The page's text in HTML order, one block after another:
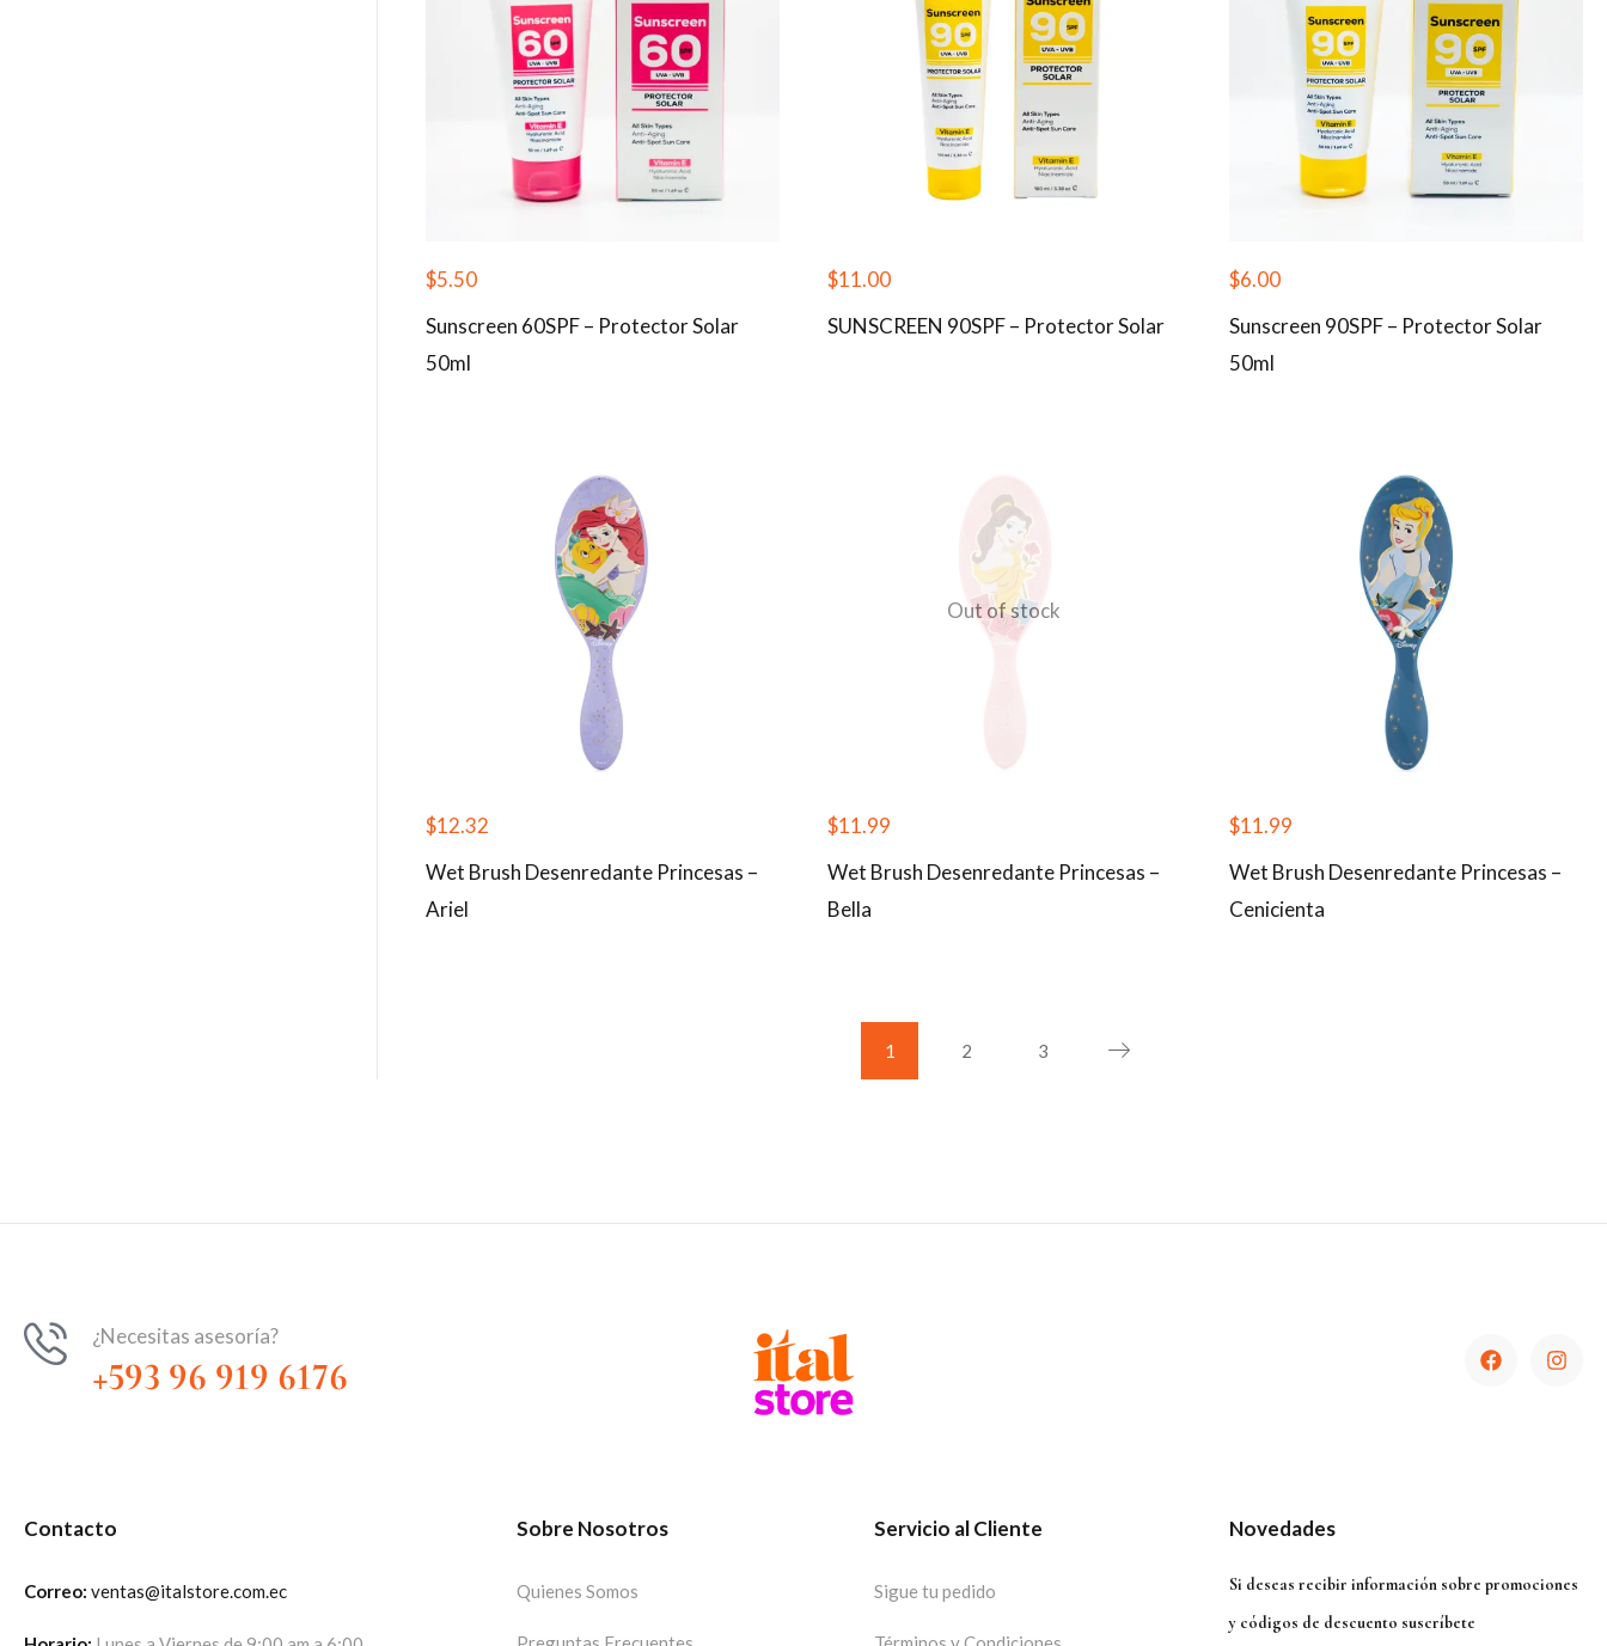
$5.50
Sunscreen 60SPF – Protector Solar
50ml
$11.00
SUNSCREEN 90SPF – Protector Solar
$6.00
Sunscreen 90SPF – Protector Solar
50ml
$12.32
Wet Brush Desenredante Princesas –
Ariel
Out of stock
$11.99
Wet Brush Desenredante Princesas –
Bella
$11.99
Wet Brush Desenredante Princesas –
Cenicienta
1 2 3
¿Necesitas asesoría?
+593 96 919 6176
Contacto
Correo: ventas@italstore.com.ec
Sobre Nosotros
Quienes Somos
Servicio al Cliente
Sigue tu pedido
Novedades
Si deseas recibir información sobre promociones
y códigos de descuento suscríbete